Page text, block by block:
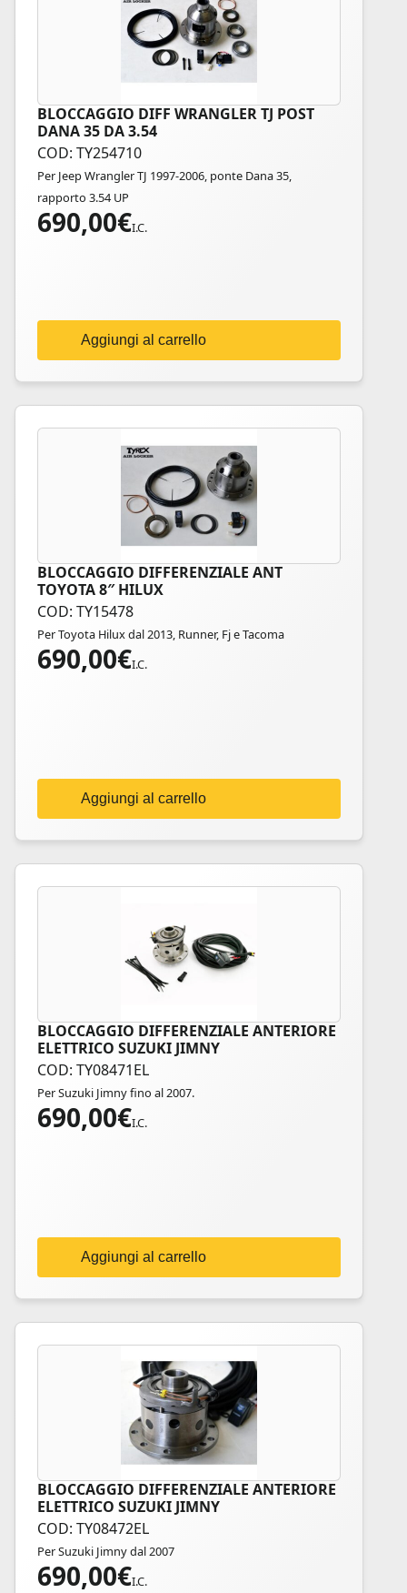
BLOCCAGGIO DIFF WRANGLER TJ POST
DANA 35 DA 3.54
COD: TY254710
Per Jeep Wrangler TJ 1997-2006, ponte Dana 35,
rapporto 3.54 UP
690,00€I.C.
Aggiungi al carrello
BLOCCAGGIO DIFFERENZIALE ANT
TOYOTA 8″ HILUX
COD: TY15478
Per Toyota Hilux dal 2013, Runner, Fj e Tacoma
690,00€I.C.
Aggiungi al carrello
BLOCCAGGIO DIFFERENZIALE ANTERIORE
ELETTRICO SUZUKI JIMNY
COD: TY08471EL
Per Suzuki Jimny fino al 2007.
690,00€I.C.
Aggiungi al carrello
BLOCCAGGIO DIFFERENZIALE ANTERIORE
ELETTRICO SUZUKI JIMNY
COD: TY08472EL
Per Suzuki Jimny dal 2007
690,00€I.C.